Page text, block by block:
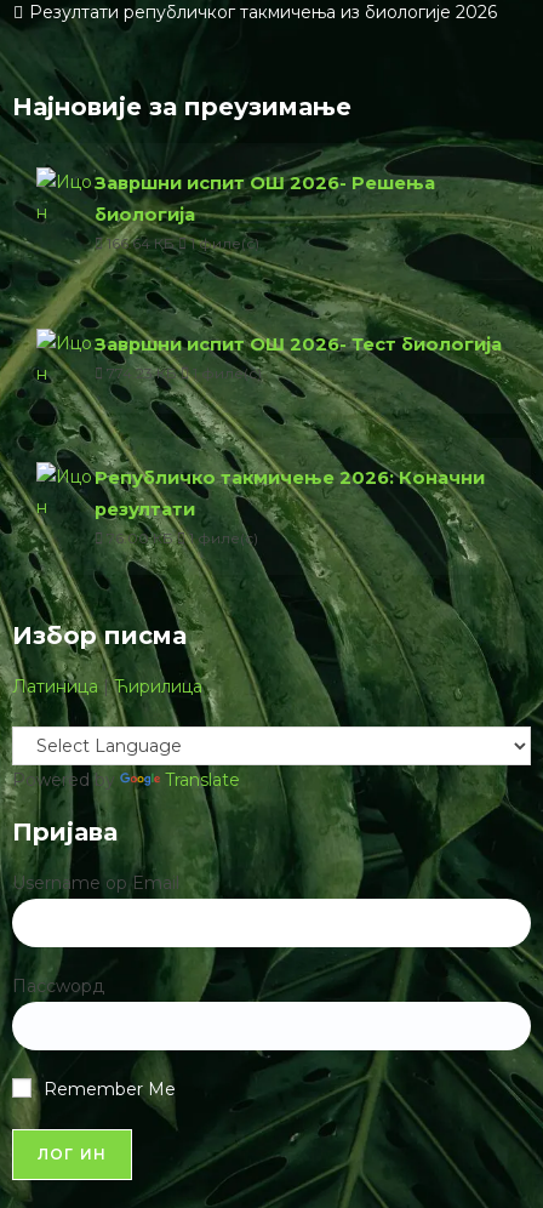
Резултати републичког такмичења из биологије 2026
Најновије за преузимање
Завршни испит ОШ 2026- Решења
биологија
166.64 КБ 1 филе(с)
Завршни испит ОШ 2026- Тест биологија
774.23 КБ 1 филе(с)
Републичко такмичење 2026: Коначни
резултати
76.00 КБ 1 филе(с)
Избор писма
Латиница |Ћирилица
Powered by Translate
Пријава
Username ор Email
Пассwорд
Remember Me